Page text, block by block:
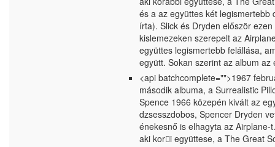
és a az együttes két legismertebb
írta). Slick és Dryden először
kislemezeken szerepelt az
együttes legismertebb felállása,
együtt. Sokan szerint az album
<api batchcomplete="">1967
második albuma, a Surrealistic
Spence 1966 közepén kivált az
dzsesszdobos, Spencer Dryden
énekesnő is elhagyta az
aki kori együttese, a The Great